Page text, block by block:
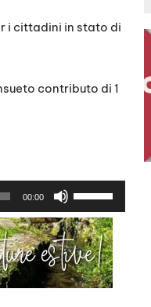
i cittadini in stato di
contributo di 1
00:00
s
a
i
t
a